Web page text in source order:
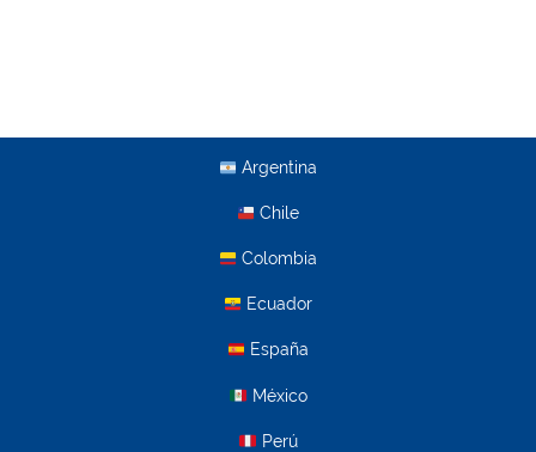
Argentina
Chile
Colombia
Ecuador
España
México
Perú